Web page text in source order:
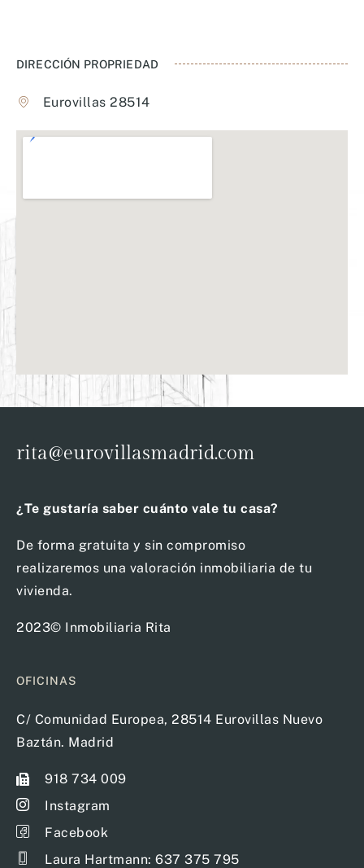
DIRECCIÓN PROPRIEDAD
Eurovillas 28514
rita@eurovillasmadrid.com
¿Te gustaría saber cuánto vale tu casa?
De forma gratuita y sin compromiso
realizaremos una valoración inmobiliaria de tu
vivienda.
2023© Inmobiliaria Rita
OFICINAS
C/ Comunidad Europea, 28514 Eurovillas Nuevo
Baztán. Madrid
918 734 009
Instagram
Facebook
Laura Hartmann: 637 375 795